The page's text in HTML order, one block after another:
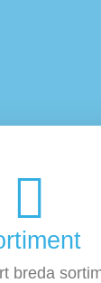
breda